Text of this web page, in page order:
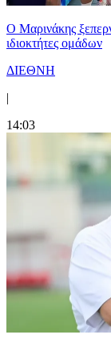
Ο Μαρινάκης
ιδιοκτήτες ομάδων
ΔΙΕΘΝΗ
|
14:03